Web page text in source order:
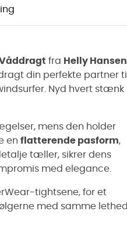
fra Helly Hansen
din perfekte partner til
Nyd hvert stænk
mens den holder
en flatterende pasform,
tæller, sikrer dens
med elegance.
tightsene, for et
med samme lethed